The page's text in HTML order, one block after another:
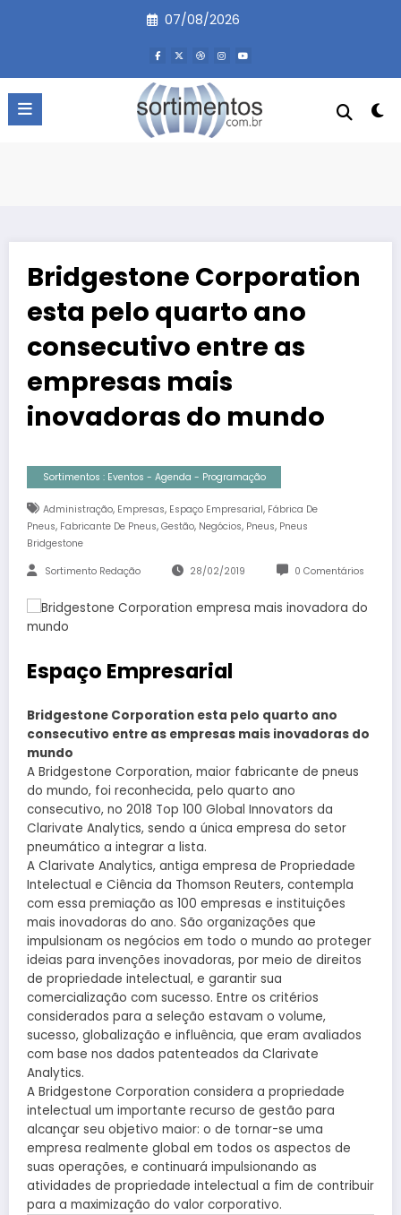
07/08/2026
Bridgestone Corporation
esta pelo quarto ano
consecutivo entre as
empresas mais
inovadoras do mundo
Sortimentos : Eventos - Agenda - Programação
Administração, Empresas, Espaço Empresarial, Fábrica De
Pneus, Fabricante De Pneus, Gestão, Negócios, Pneus, Pneus
Bridgestone
Sortimento Redação 28/02/2019 0 Comentários
Espaço Empresarial
Bridgestone Corporation esta pelo quarto ano
consecutivo entre as empresas mais inovadoras do
mundo
A Bridgestone Corporation, maior fabricante de pneus
do mundo, foi reconhecida, pelo quarto ano
consecutivo, no 2018 Top 100 Global Innovators da
Clarivate Analytics, sendo a única empresa do setor
pneumático a integrar a lista.
A Clarivate Analytics, antiga empresa de Propriedade
Intelectual e Ciência da Thomson Reuters, contempla
com essa premiação as 100 empresas e instituições
mais inovadoras do ano. São organizações que
impulsionam os negócios em todo o mundo ao proteger
ideias para invenções inovadoras, por meio de direitos
de propriedade intelectual, e garantir sua
comercialização com sucesso. Entre os critérios
considerados para a seleção estavam o volume,
sucesso, globalização e influência, que eram avaliados
com base nos dados patenteados da Clarivate
Analytics.
A Bridgestone Corporation considera a propriedade
intelectual um importante recurso de gestão para
alcançar seu objetivo maior: o de tornar-se uma
empresa realmente global em todos os aspectos de
suas operações, e continuará impulsionando as
atividades de propriedade intelectual a fim de contribuir
para a maximização do valor corporativo.